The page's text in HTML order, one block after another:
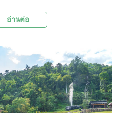
ไฮไลท์ของที่นี่คือพื้นที่ของ
มมหัศจรรย์นี้ไปตามทางเดินที่
ภูเขาไฟกว้าง ชมการปะทุของ
ยพุ่งขึ้นสู่ท้องฟ้าด้วยความสูง
ชมสระโคลนสีสันสดใสที่หาชม
อ่านต่อ